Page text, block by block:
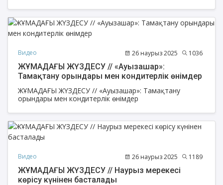
Видео 26 наурыз 2025 1036
ЖҰМАДАҒЫ ЖҮЗДЕСУ // «Ауызашар»:
Тамақтану орындары мен кондитерлік өнімдер
ЖҰМАДАҒЫ ЖҮЗДЕСУ // «Ауызашар»: Тамақтану
орындары мен кондитерлік өнімдер
Видео 26 наурыз 2025 1189
ЖҰМАДАҒЫ ЖҮЗДЕСУ // Наурыз мерекесі
көрісу күнінен басталады